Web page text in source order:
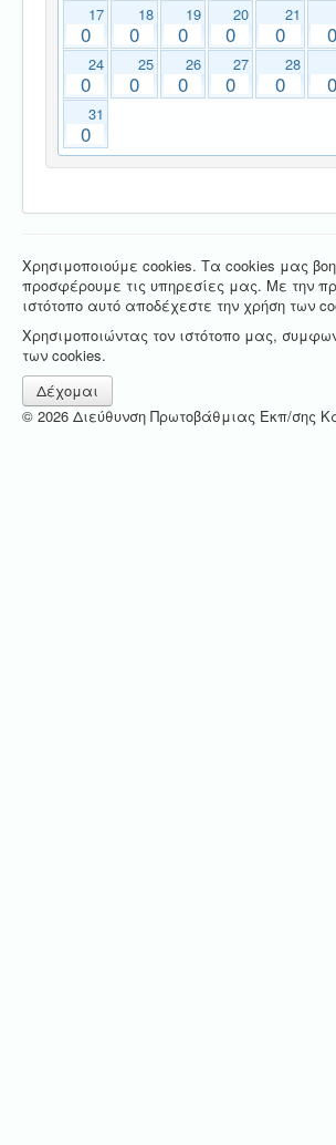
17
0
18
0
19
0
20
0
21
0 0
24
0
25
0
26
0
27
0
28
0 0
31
0
Χρησιμοποιούμε cookies. Τα cookies μας
προσφέρουμε τις υπηρεσίες μας. Με την
ιστότοπο αυτό αποδέχεστε την χρήση των
Χρησιμοποιώντας τον ιστότοπο μας,
των cookies.
Δέχομαι
© 2026 Διεύθυνση Πρωτοβάθμιας Εκπ/σης